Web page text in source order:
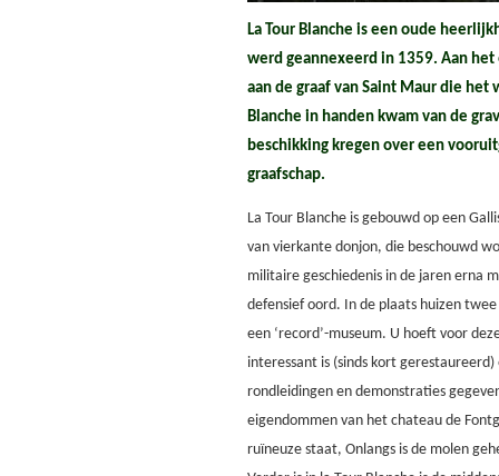
La Tour Blanche is een oude
werd geannexeerd in 1359. Aan
aan de graaf van Saint Maur die het
Blanche in handen kwam van de
beschikking kregen over een
graafschap.
La Tour Blanche is gebouwd op een
van vierkante donjon, die beschouwd
militaire geschiedenis in de jaren erna
defensief oord. In de plaats huizen
een ‘record’-museum. U hoeft voor
interessant is (sinds kort
rondleidingen en demonstraties
eigendommen van het chateau de
ruïneuze staat, Onlangs is de molen